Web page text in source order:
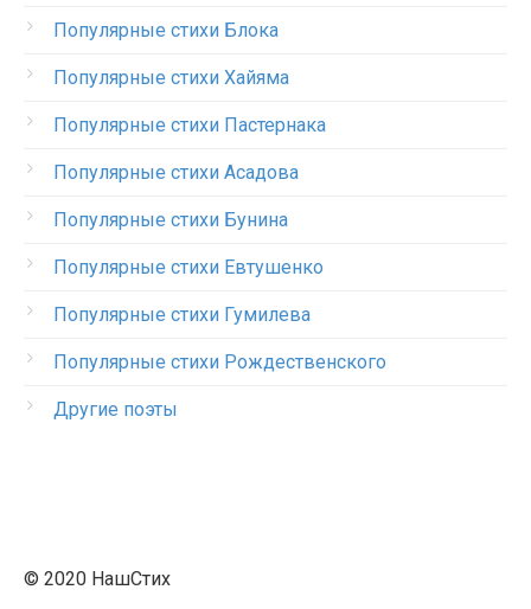
Популярные стихи Блока
Популярные стихи Хайяма
Популярные стихи Пастернака
Популярные стихи Асадова
Популярные стихи Бунина
Популярные стихи Евтушенко
Популярные стихи Гумилева
Популярные стихи Рождественского
Другие поэты
© 2020 НашСтих